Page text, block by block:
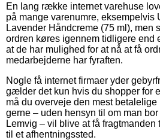
En lang række internet varehuse
på mange varenumre, eksempelvis
Lavender Håndcreme (75 ml), men
ordren køres igennem tidligere end
at de har mulighed for at nå at få
medarbejderne har fyraften.
Nogle få internet firmaer yder
gælder det kun hvis du shopper for
må du overveje den mest
gerne – uden hensyn til om man
Lemvig – vil blive at få
til et afhentningssted.